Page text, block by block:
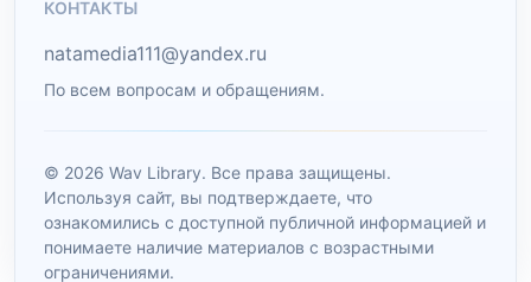
КОНТАКТЫ
natamedia111@yandex.ru
По всем вопросам и обращениям.
© 2026 Wav Library. Все права защищены.
Используя сайт, вы подтверждаете, что
ознакомились с доступной публичной информацией и
понимаете наличие материалов с возрастными
ограничениями.